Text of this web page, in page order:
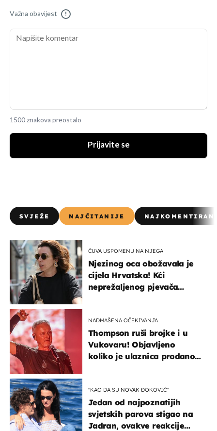
Važna obavijest !
1500 znakova preostalo
Prijavite se
SVJEŽE NAJČITANIJE
ČUVA USPOMENU NA NJEGA
Njezinog oca obožavala je
cijela Hrvatska! Kći
neprežaljenog pjevača
NADMAŠENA OČEKIVANJA
Thompson ruši brojke i u
Vukovaru! Objavljeno
koliko je ulaznica prodano
"KAO DA SU NOVAK ĐOKOVIĆ"
Jedan od najpoznatijih
svjetskih parova stigao na
Jadran, ovakve reakcije